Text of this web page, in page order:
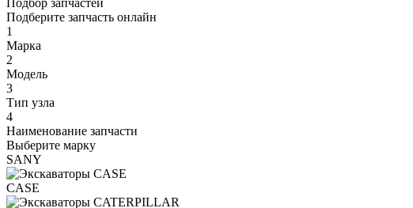
Подберите запчасть онлайн
1
Марка
2
Модель
3
Тип узла
4
Наименование запчасти
Выберите марку
SANY
CASE